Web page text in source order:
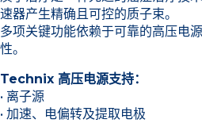
速器产生精确且可控的质子束。
多项关键功能依赖于可靠的高压电
性。
Technix 高压电源支持：
• 离子源
• 加速、电偏转及提取电极